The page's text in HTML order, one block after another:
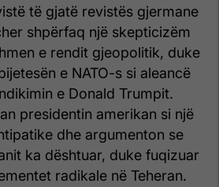
të gjatë revistës gjermane
shpërfaq një skepticizëm
e rendit gjeopolitik, duke
e NATO-s si aleancë
e Donald Trumpit.
presidentin amerikan si një
dhe argumenton se
ka dështuar, duke fuqizuar
radikale në Teheran.